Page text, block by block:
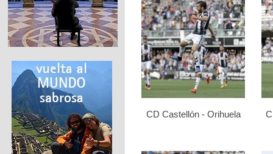
CD Castellón - Orihuela